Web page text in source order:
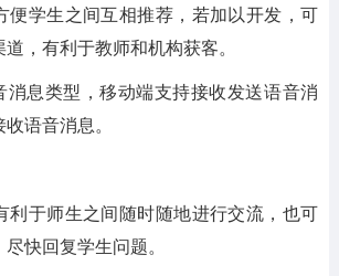
便学生之间互相推荐，若加以开发，可
，有利于教师和机构获客。
消息类型，移动端支持接收发送语音消
语音消息。
利于师生之间随时随地进行交流，也可
快回复学生问题。